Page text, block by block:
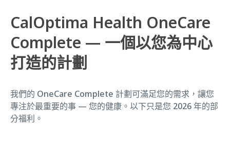
CalOptima Health OneCare
Complete — 一個以您為中心
打造的計劃
我們的 OneCare Complete 計劃可滿足您的需求，讓您
專注於最重要的事 — 您的健康。以下只是您 2026 年的部
分福利。